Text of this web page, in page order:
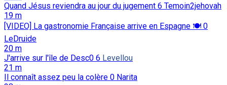
Quand Jésus reviendra au jour du jugement 6 Temoin2jehovah
19 m
[VIDEO] La gastronomie Française arrive en Espagne 🍽️ 0
LeDruide
20 m
J'arrive sur l'île de Desc0 6 Levellou
21 m
Il connaît assez peu la colère 0 Narita